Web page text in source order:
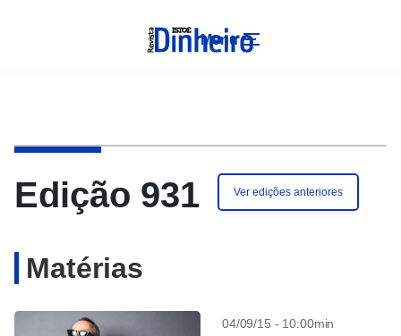
Menu
Edição 931 Ver edições anteriores
Matérias
04/09/15 - 10:00min